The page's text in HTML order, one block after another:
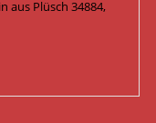
aus Plüsch 34884,